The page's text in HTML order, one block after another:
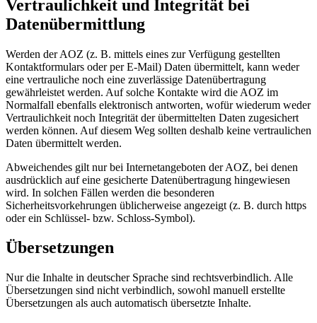
Vertraulichkeit und Integrität bei
Datenübermittlung
Werden der AOZ (z. B. mittels eines zur Verfügung gestellten
Kontaktformulars oder per E-Mail) Daten übermittelt, kann weder
eine vertrauliche noch eine zuverlässige Datenübertragung
gewährleistet werden. Auf solche Kontakte wird die AOZ im
Normalfall ebenfalls elektronisch antworten, wofür wiederum weder
Vertraulichkeit noch Integrität der übermittelten Daten zugesichert
werden können. Auf diesem Weg sollten deshalb keine vertraulichen
Daten übermittelt werden.
Abweichendes gilt nur bei Internetangeboten der AOZ, bei denen
ausdrücklich auf eine gesicherte Datenübertragung hingewiesen
wird. In solchen Fällen werden die besonderen
Sicherheitsvorkehrungen üblicherweise angezeigt (z. B. durch https
oder ein Schlüssel- bzw. Schloss-Symbol).
Übersetzungen
Nur die Inhalte in deutscher Sprache sind rechtsverbindlich. Alle
Übersetzungen sind nicht verbindlich, sowohl manuell erstellte
Übersetzungen als auch automatisch übersetzte Inhalte.